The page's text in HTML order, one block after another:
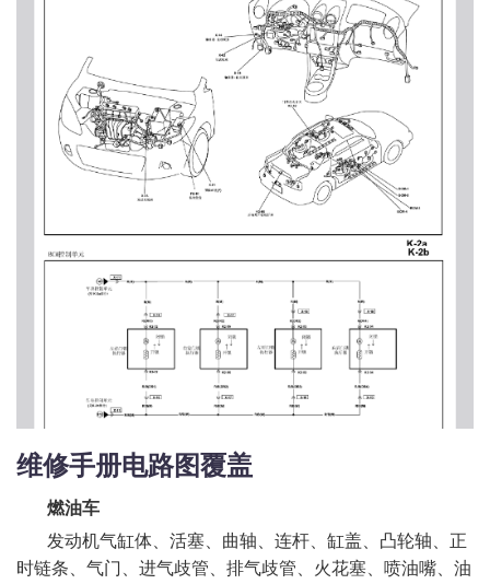
维修手册电路图覆盖
燃油车
发动机气缸体、活塞、曲轴、连杆、缸盖、凸轮轴、正
时链条、气门、进气歧管、排气歧管、火花塞、喷油嘴、油